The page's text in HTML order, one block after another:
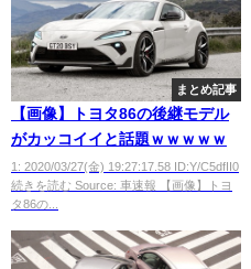
まとめ記事
【画像】トヨタ86の後継モデル
がカッコイイと話題ｗｗｗｗｗ
1: 2020/03/27(金) 19:27:17.58 ID:Y/C5dfII0
続きを読む Source: 車速報 【画像】トヨ
タ86の...